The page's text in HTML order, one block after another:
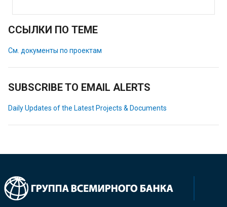
ССЫЛКИ ПО ТЕМЕ
См. документы по проектам
SUBSCRIBE TO EMAIL ALERTS
Daily Updates of the Latest Projects & Documents